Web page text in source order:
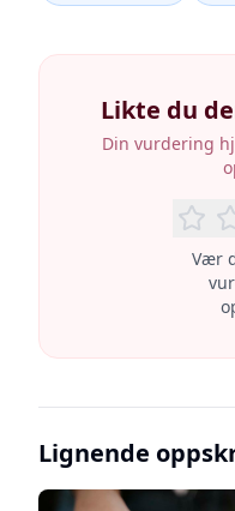
Likte du
Din vurdering
Vær
Lignende